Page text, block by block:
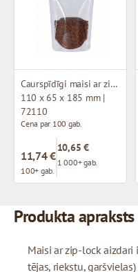
Caurspīdīgi maisi ar zip-lock aizdari
110 x 65 x 185 mm |
72110
Cena par 100 gab.
11,74 €
100+ gab.
10,65 €
1 000+ gab.
Produkta apraksts
Maisi ar zip-lock
tējas, riekstu,